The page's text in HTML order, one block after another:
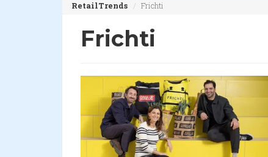
RetailTrends Frichti
Frichti